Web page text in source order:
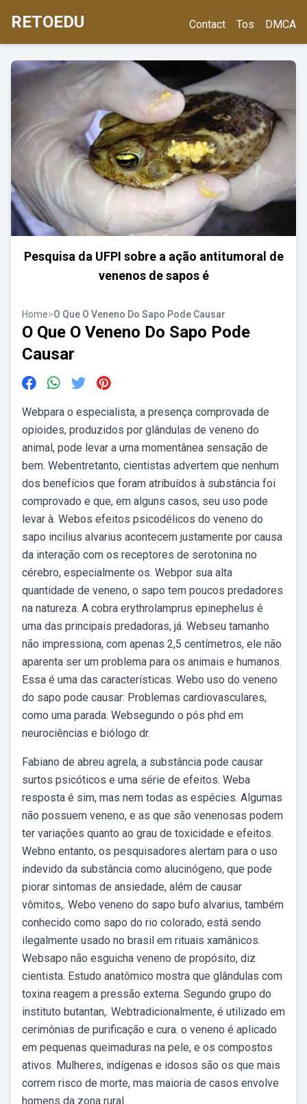
RETOEDU Contact Tos DMCA
Pesquisa da UFPI sobre a ação antitumoral de
venenos de sapos é
Home>O Que O Veneno Do Sapo Pode Causar
O Que O Veneno Do Sapo Pode
Causar
Webpara o especialista, a presença comprovada de
opioides, produzidos por glândulas de veneno do
animal, pode levar a uma momentânea sensação de
bem. Webentretanto, cientistas advertem que nenhum
dos benefícios que foram atribuídos à substância foi
comprovado e que, em alguns casos, seu uso pode
levar à. Webos efeitos psicodélicos do veneno do
sapo incilius alvarius acontecem justamente por causa
da interação com os receptores de serotonina no
cérebro, especialmente os. Webpor sua alta
quantidade de veneno, o sapo tem poucos predadores
na natureza. A cobra erythrolamprus epinephelus é
uma das principais predadoras, já. Webseu tamanho
não impressiona, com apenas 2,5 centímetros, ele não
aparenta ser um problema para os animais e humanos.
Essa é uma das características. Webo uso do veneno
do sapo pode causar: Problemas cardiovasculares,
como uma parada. Websegundo o pós phd em
neurociências e biólogo dr.
Fabiano de abreu agrela, a substância pode causar
surtos psicóticos e uma série de efeitos. Weba
resposta é sim, mas nem todas as espécies. Algumas
não possuem veneno, e as que são venenosas podem
ter variações quanto ao grau de toxicidade e efeitos.
Webno entanto, os pesquisadores alertam para o uso
indevido da substância como alucinógeno, que pode
piorar sintomas de ansiedade, além de causar
vômitos,. Webo veneno do sapo bufo alvarius, também
conhecido como sapo do rio colorado, está sendo
ilegalmente usado no brasil em rituais xamânicos.
Websapo não esguicha veneno de propósito, diz
cientista. Estudo anatômico mostra que glândulas com
toxina reagem a pressão externa. Segundo grupo do
instituto butantan,. Webtradicionalmente, é utilizado em
cerimônias de purificação e cura. o veneno é aplicado
em pequenas queimaduras na pele, e os compostos
ativos. Mulheres, indígenas e idosos são os que mais
correm risco de morte, mas maioria de casos envolve
homens da zona rural.